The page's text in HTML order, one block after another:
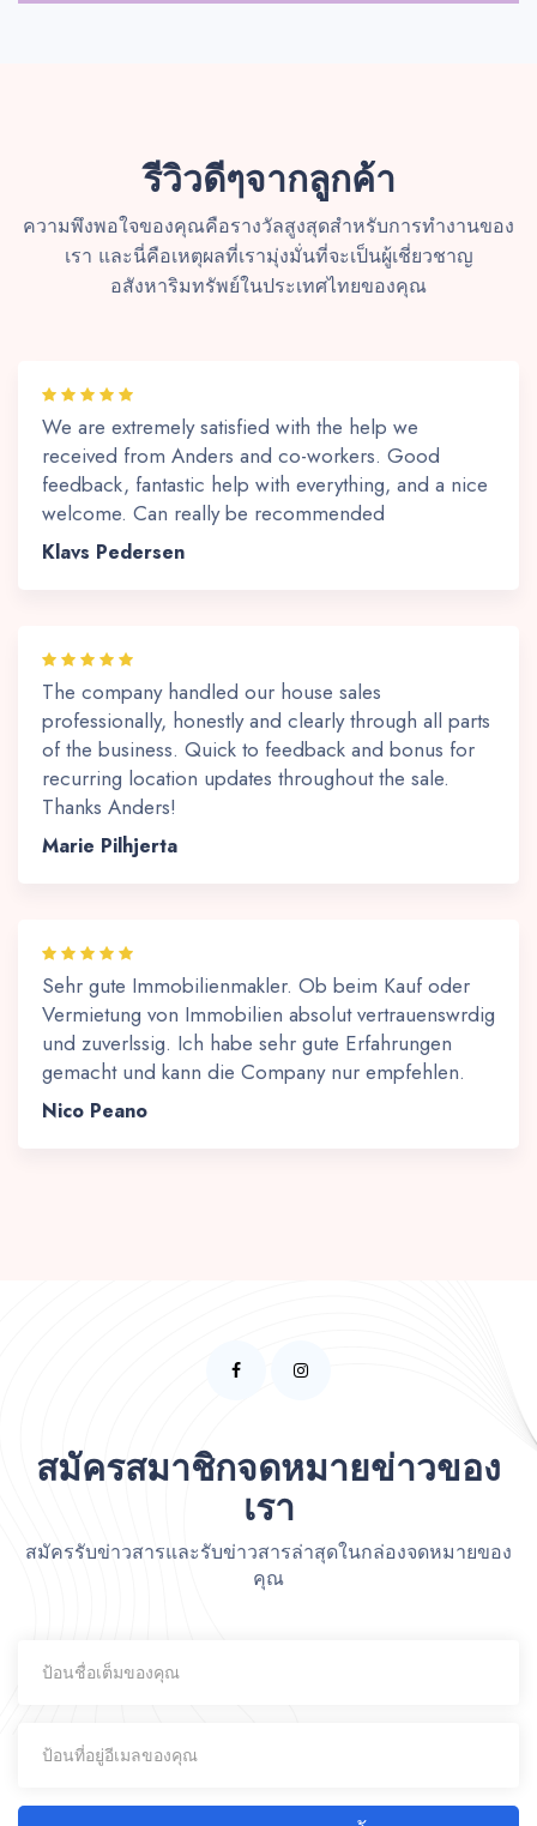
รีวิวดีๆจากลูกค้า
ความพึงพอใจของคุณคือรางวัลสูงสุดสำหรับการทำงานของ
เรา และนี่คือเหตุผลที่เรามุ่งมั่นที่จะเป็นผู้เชี่ยวชาญ
อสังหาริมทรัพย์ในประเทศไทยของคุณ
We are extremely satisfied with the help we
received from Anders and co-workers. Good
feedback, fantastic help with everything, and a nice
welcome. Can really be recommended
Klavs Pedersen
The company handled our house sales
professionally, honestly and clearly through all parts
of the business. Quick to feedback and bonus for
recurring location updates throughout the sale.
Thanks Anders!
Marie Pilhjerta
Sehr gute Immobilienmakler. Ob beim Kauf oder
Vermietung von Immobilien absolut vertrauenswrdig
und zuverlssig. Ich habe sehr gute Erfahrungen
gemacht und kann die Company nur empfehlen.
Nico Peano
สมัครสมาชิกจดหมายข่าวของ
เรา
สมัครรับข่าวสารและรับข่าวสารล่าสุดในกล่องจดหมายของ
คุณ